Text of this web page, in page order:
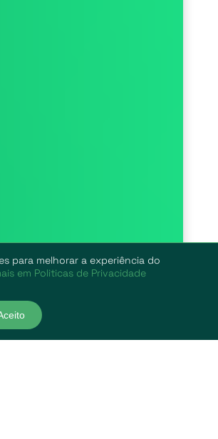
para melhorar a experiência do
em Politicas de Privacidade